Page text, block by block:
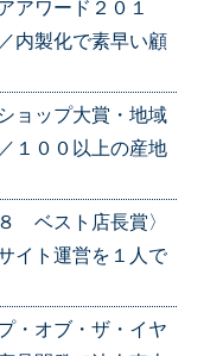
アワード２０１
内製化で素早い顧
ョップ大賞・地域
１００以上の産地
ベスト店長賞〉
イト運営を１人で
・オブ・ザ・イヤ